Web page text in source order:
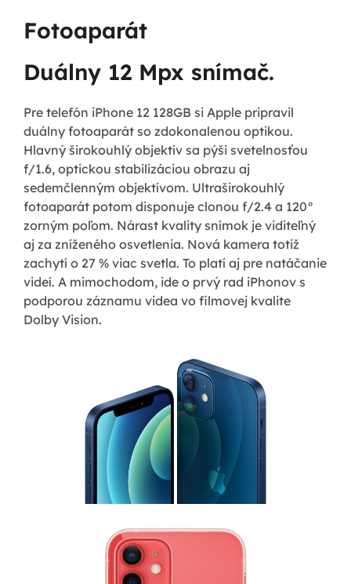
Fotoaparát
Duálny 12 Mpx snímač.
Pre telefón iPhone 12 128GB si Apple pripravil
duálny fotoaparát so zdokonalenou optikou.
Hlavný širokouhlý objektív sa pýši svetelnosťou
f/1.6, optickou stabilizáciou obrazu aj
sedemčlenným objektívom. Ultraširokouhlý
fotoaparát potom disponuje clonou f/2.4 a 120°
zorným poľom. Nárast kvality snímok je viditeľný
aj za zníženého osvetlenia. Nová kamera totiž
zachytí o 27 % viac svetla. To platí aj pre natáčanie
videí. A mimochodom, ide o prvý rad iPhonov s
podporou záznamu videa vo filmovej kvalite
Dolby Vision.